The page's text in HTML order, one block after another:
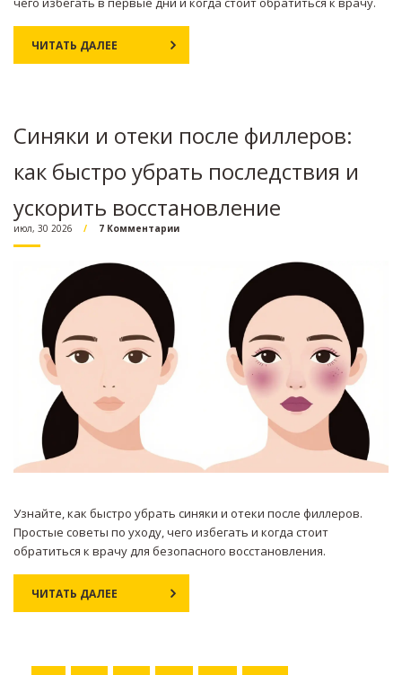
ЧИТАТЬ ДАЛЕЕ
Синяки и отеки после филлеров:
как быстро убрать последствия и
ускорить восстановление
июл, 30 2026 7 Комментарии
Узнайте, как быстро убрать синяки и отеки после филлеров.
Простые советы по уходу, чего избегать и когда стоит
обратиться к врачу для безопасного восстановления.
ЧИТАТЬ ДАЛЕЕ